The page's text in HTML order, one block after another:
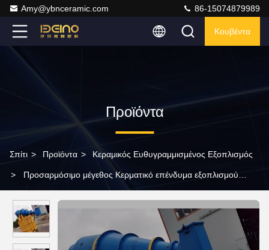
Amy@ybnceramic.com 86-15074879989
Κουβέντα
Προϊόντα
Σπίτι > Προϊόντα > Κεραμικός Ευθυγραμμισμένος Εξοπλισμός
> Προσαρμόσιμο μέγεθος Κερματικό επένδυμα εξοπλισμού